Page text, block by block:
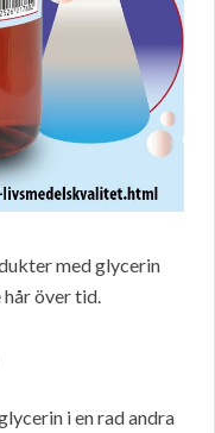
med glycerin
hår över tid.
i en rad andra